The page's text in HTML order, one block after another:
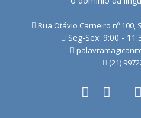
Rua Otávio Carneiro nº 100,
Seg-Sex: 9:00 -
(21)